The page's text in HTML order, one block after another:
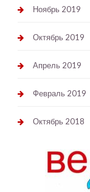
Ноябрь 2019
Октябрь 2019
Апрель 2019
Февраль 2019
Октябрь 2018